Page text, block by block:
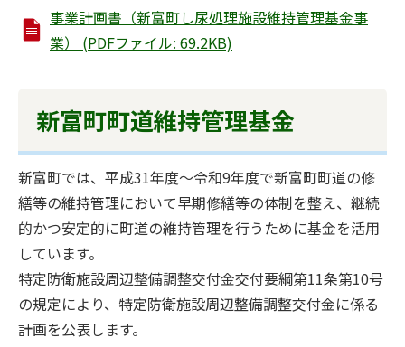
事業計画書（新富町し尿処理施設維持管理基金事
業） (PDFファイル: 69.2KB)
新富町町道維持管理基金
新富町では、平成31年度～令和9年度で新富町町道の修
繕等の維持管理において早期修繕等の体制を整え、継続
的かつ安定的に町道の維持管理を行うために基金を活用
しています。
特定防衛施設周辺整備調整交付金交付要綱第11条第10号
の規定により、特定防衛施設周辺整備調整交付金に係る
計画を公表します。